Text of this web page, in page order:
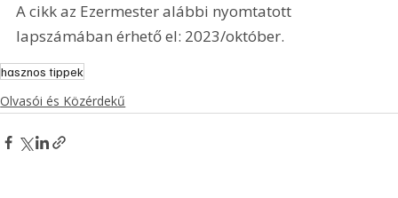
A cikk az Ezermester alábbi nyomtatott
lapszámában érhető el: 2023/október.
hasznos tippek
Olvasói és Közérdekű